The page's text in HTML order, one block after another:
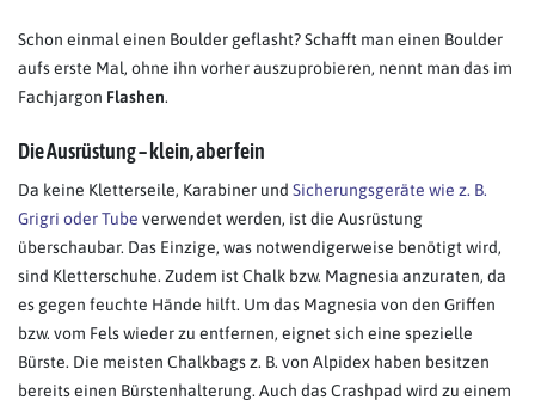
Schon einmal einen Boulder geflasht? Schafft man einen Boulder
aufs erste Mal, ohne ihn vorher auszuprobieren, nennt man das im
Fachjargon Flashen.
Die Ausrüstung – klein, aber fein
Da keine Kletterseile, Karabiner und Sicherungsgeräte wie z. B.
Grigri oder Tube verwendet werden, ist die Ausrüstung
überschaubar. Das Einzige, was notwendigerweise benötigt wird,
sind Kletterschuhe. Zudem ist Chalk bzw. Magnesia anzuraten, da
es gegen feuchte Hände hilft. Um das Magnesia von den Griffen
bzw. vom Fels wieder zu entfernen, eignet sich eine spezielle
Bürste. Die meisten Chalkbags z. B. von Alpidex haben besitzen
bereits einen Bürstenhalterung. Auch das Crashpad wird zu einem